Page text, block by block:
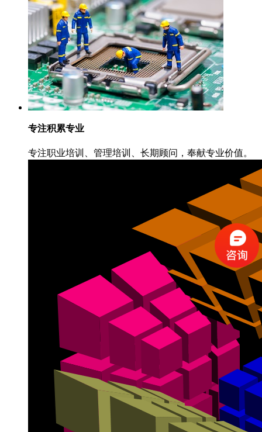
专注积累专业
专注职业培训、管理培训、长期顾问，奉献专业价值。